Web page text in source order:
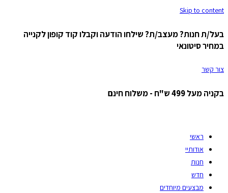
Skip to content
בעל/ת חנות? מעצב/ת? שילחו הודעה וקבלו קוד קופון לקנייה
במחיר סיטונאי
צור קשר
בקניה מעל 499 ש"ח - משלוח חינם
ראשי
אודותיי
חנות
חדש
מבצעים מיוחדים